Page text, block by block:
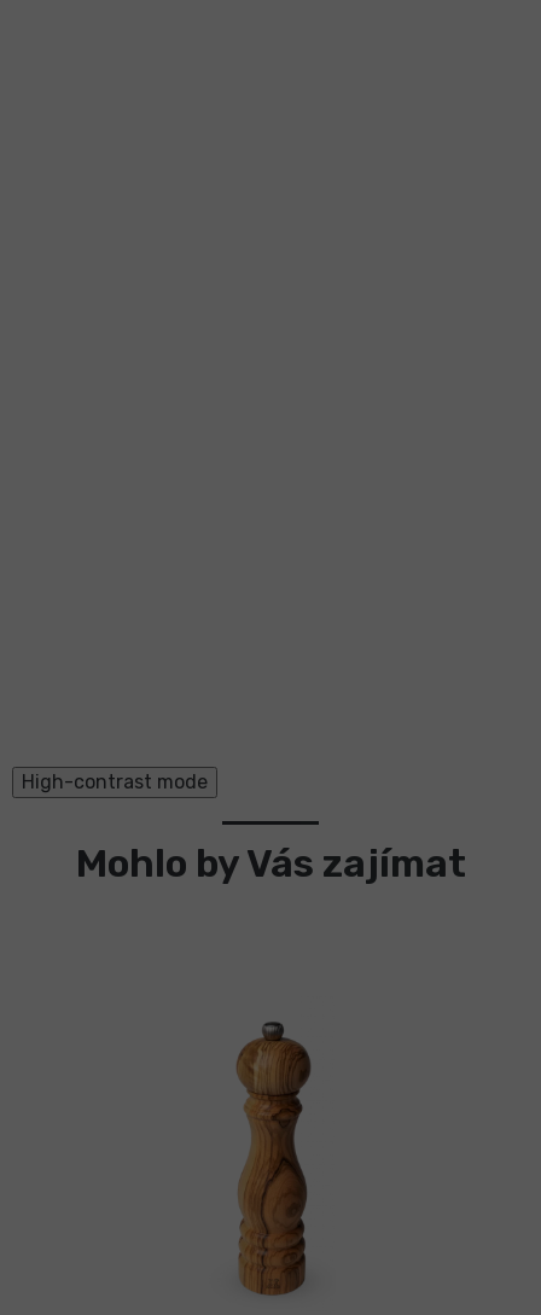
High-contrast mode
Mohlo by Vás zajímat